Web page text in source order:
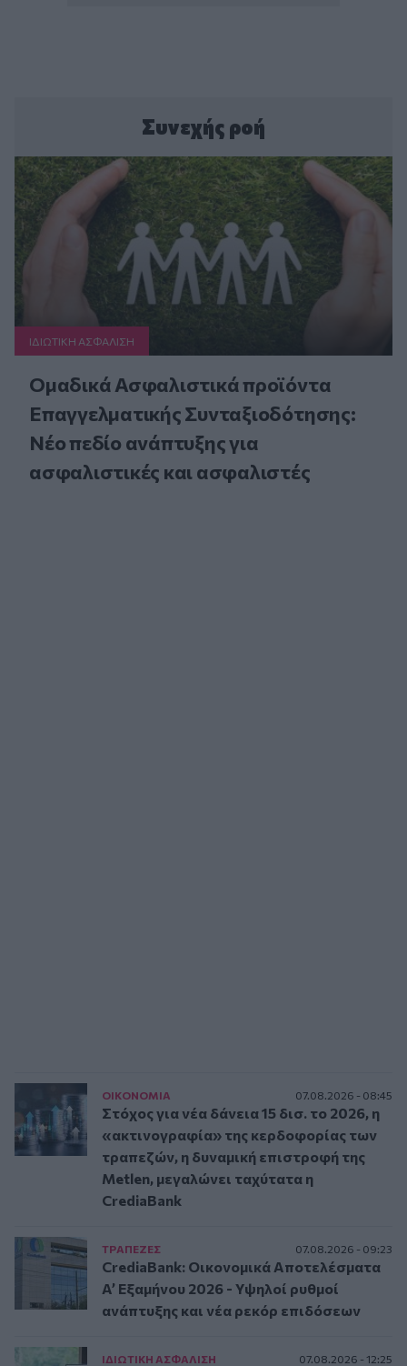
Συνεχής ροή
ΙΔΙΩΤΙΚΗ ΑΣΦAΛΙΣΗ
Ομαδικά Ασφαλιστικά προϊόντα
Επαγγελματικής Συνταξιοδότησης:
Νέο πεδίο ανάπτυξης για
ασφαλιστικές και ασφαλιστές
ΟΙΚΟΝΟΜΙΑ 07.08.2026 - 08:45
Στόχος για νέα δάνεια 15 δισ. το 2026, η
«ακτινογραφία» της κερδοφορίας των
τραπεζών, η δυναμική επιστροφή της
Metlen, μεγαλώνει ταχύτατα η
CrediaBank
ΤΡAΠΕΖΕΣ 07.08.2026 - 09:23
CrediaBank: Οικονομικά Αποτελέσματα
A’ Εξαμήνου 2026 - Υψηλοί ρυθμοί
ανάπτυξης και νέα ρεκόρ επιδόσεων
ΙΔΙΩΤΙΚΗ ΑΣΦAΛΙΣΗ 07.08.2026 - 12:25